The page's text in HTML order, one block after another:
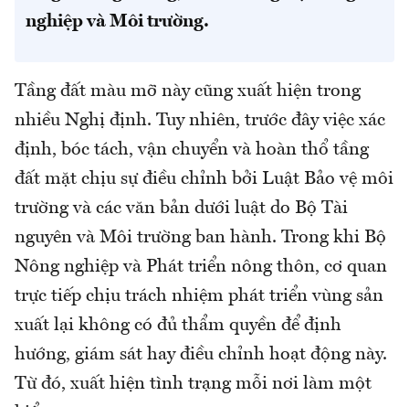
nghiệp và Môi trường.
Tầng đất màu mỡ này cũng xuất hiện trong
nhiều Nghị định. Tuy nhiên, trước đây việc xác
định, bóc tách, vận chuyển và hoàn thổ tầng
đất mặt chịu sự điều chỉnh bởi Luật Bảo vệ môi
trường và các văn bản dưới luật do Bộ Tài
nguyên và Môi trường ban hành. Trong khi Bộ
Nông nghiệp và Phát triển nông thôn, cơ quan
trực tiếp chịu trách nhiệm phát triển vùng sản
xuất lại không có đủ thẩm quyền để định
hướng, giám sát hay điều chỉnh hoạt động này.
Từ đó, xuất hiện tình trạng mỗi nơi làm một